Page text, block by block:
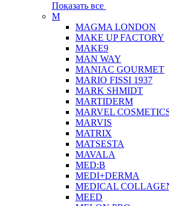
Показать все
M
MAGMA LONDON
MAKE UP FACTORY
MAKE9
MAN WAY
MANIAC GOURMET
MARIO FISSI 1937
MARK SHMIDT
MARTIDERM
MARVEL
MARVIS
MATRIX
MATSESTA
MAVALA
MED:B
MEDI+DERMA
MEDICAL
MEED